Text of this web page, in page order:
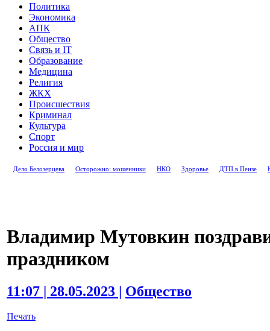
Политика
Экономика
АПК
Общество
Связь и IT
Образование
Медицина
Религия
ЖКХ
Происшествия
Криминал
Культура
Спорт
Россия и мир
Дело Белозерцева Осторожно: мошенники НКО Здоровье ДТП в Пензе
Владимир Мутовкин
праздником
11:07 | 28.05.2023 | Общество
Печать